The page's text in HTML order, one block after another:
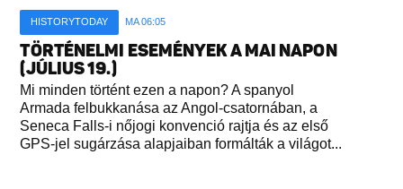
HISTORYTODAY MA 06:05
TÖRTÉNELMI ESEMÉNYEK A MAI NAPON
(JÚLIUS 19.)
Mi minden történt ezen a napon? A spanyol
Armada felbukkanása az Angol-csatornában, a
Seneca Falls-i nőjogi konvenció rajtja és az első
GPS-jel sugárzása alapjaiban formálták a világot...